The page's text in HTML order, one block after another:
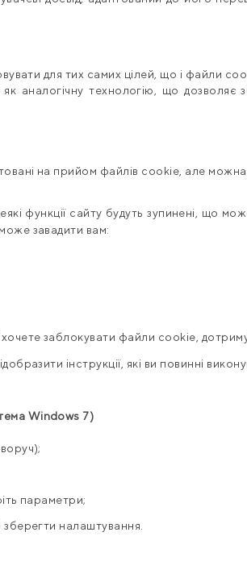
для тих самих цілей, що і файли
аналогічну технологію, що
на прийом файлів cookie, але
функції сайту будуть зупинені, що
завадити вам:
заблокувати файли cookie,
інструкції, які ви повинні
Windows 7)
параметри;
налаштування.